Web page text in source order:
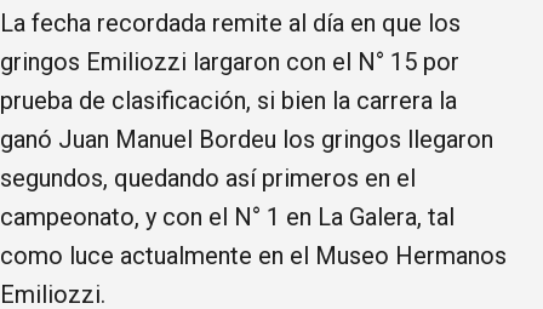
La fecha recordada remite al día en que los
gringos Emiliozzi largaron con el N° 15 por
prueba de clasificación, si bien la carrera la
ganó Juan Manuel Bordeu los gringos llegaron
segundos, quedando así primeros en el
campeonato, y con el N° 1 en La Galera, tal
como luce actualmente en el Museo Hermanos
Emiliozzi.